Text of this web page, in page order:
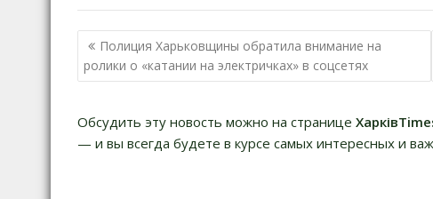
Н
а
и
г
Полиция Харьковщины обратила внимание на
ролики о «катании на электричках» в соцсетях
Обсудить эту новость можно на странице
— и вы всегда будете в курсе самых интересных и